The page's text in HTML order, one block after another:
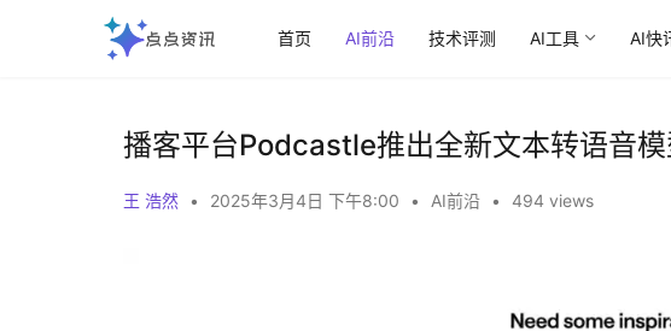
首页 AI前沿 技术评测 AI工具 AI快
播客平台Podcastle推出全新文本转语音
王 浩然 • 2025年3月4日 下午8:00 • AI前沿 • 494 views